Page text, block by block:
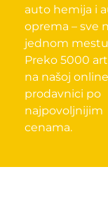
auto hemija i
oprema – sve
jednom
Preko 5000
na našoj online
prodavnici po
najpovoljnijim
cenama.